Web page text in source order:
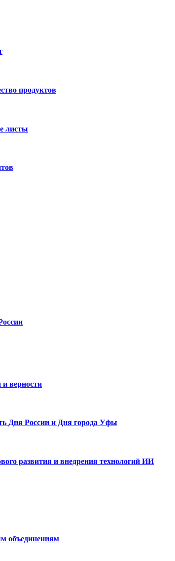
продуктов
листы
верности
Дня России и Дня города Уфы
развития и внедрения технологий ИИ
объединениям